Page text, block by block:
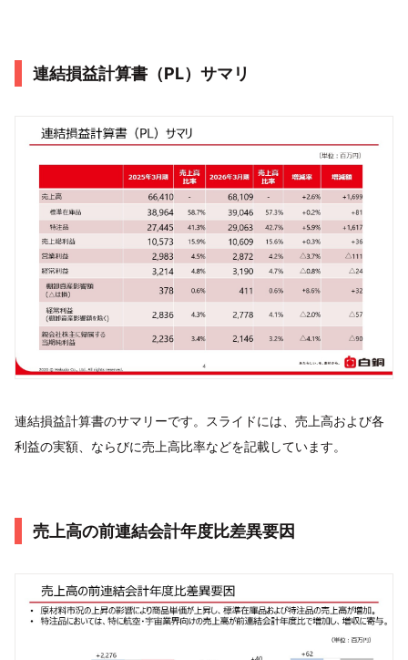
連結損益計算書（PL）サマリ
連結損益計算書のサマリーです。スライドには、売上高および各
利益の実額、ならびに売上高比率などを記載しています。
売上高の前連結会計年度比差異要因